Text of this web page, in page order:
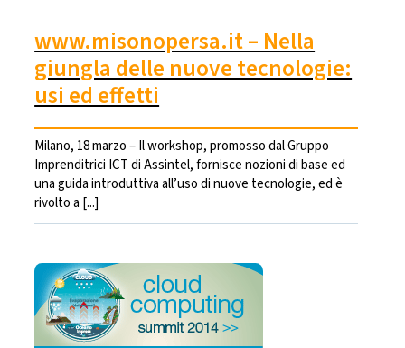
www.misonopersa.it – Nella
giungla delle nuove tecnologie:
usi ed effetti
Milano, 18 marzo – Il workshop, promosso dal Gruppo
Imprenditrici ICT di Assintel, fornisce nozioni di base ed
una guida introduttiva all’uso di nuove tecnologie, ed è
rivolto a [...]